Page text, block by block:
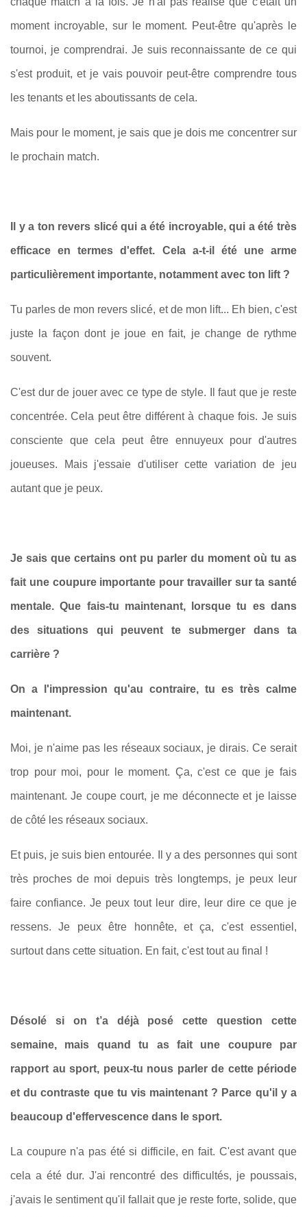
moment incroyable, sur le moment. Peut-être qu'après le
tournoi, je comprendrai. Je suis reconnaissante de ce qui
s'est produit, et je vais pouvoir peut-être comprendre tous
les tenants et les aboutissants de cela.
Mais pour le moment, je sais que je dois me concentrer sur
le prochain match.
Il y a ton revers slicé qui a été incroyable, qui a été très
efficace en termes d'effet. Cela a-t-il été une arme
particulièrement importante, notamment avec ton lift ?
Tu parles de mon revers slicé, et de mon lift... Eh bien, c'est
juste la façon dont je joue en fait, je change de rythme
souvent.
C'est dur de jouer avec ce type de style. Il faut que je reste
concentrée. Cela peut être différent à chaque fois. Je suis
consciente que cela peut être ennuyeux pour d'autres
joueuses. Mais j'essaie d'utiliser cette variation de jeu
autant que je peux.
Je sais que certains ont pu parler du moment où tu as
fait une coupure importante pour travailler sur ta santé
mentale. Que fais-tu maintenant, lorsque tu es dans
des situations qui peuvent te submerger dans ta
carrière ?
On a l'impression qu'au contraire, tu es très calme
maintenant.
Moi, je n'aime pas les réseaux sociaux, je dirais. Ce serait
trop pour moi, pour le moment. Ça, c'est ce que je fais
maintenant. Je coupe court, je me déconnecte et je laisse
de côté les réseaux sociaux.
Et puis, je suis bien entourée. Il y a des personnes qui sont
très proches de moi depuis très longtemps, je peux leur
faire confiance. Je peux tout leur dire, leur dire ce que je
ressens. Je peux être honnête, et ça, c'est essentiel,
surtout dans cette situation. En fait, c'est tout au final !
Désolé si on t’a déjà posé cette question cette
semaine, mais quand tu as fait une coupure par
rapport au sport, peux-tu nous parler de cette période
et du contraste que tu vis maintenant ? Parce qu'il y a
beaucoup d'effervescence dans le sport.
La coupure n'a pas été si difficile, en fait. C'est avant que
cela a été dur. J'ai rencontré des difficultés, je poussais,
j'avais le sentiment qu'il fallait que je reste forte, solide, que